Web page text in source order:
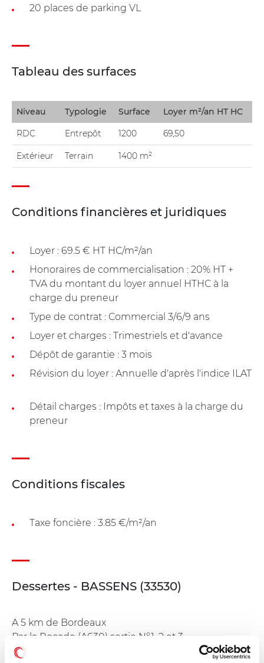
20 places de parking VL
Tableau des surfaces
Niveau Typologie Surface Loyer m²/an HT HC
RDC Entrepôt 1200 69,50
Extérieur Terrain 1400 m²
Conditions financières et juridiques
Loyer : 69.5 € HT HC/m²/an
Honoraires de commercialisation : 20% HT +
TVA du montant du loyer annuel HTHC à la
charge du preneur
Type de contrat : Commercial 3/6/9 ans
Loyer et charges : Trimestriels et d'avance
Dépôt de garantie : 3 mois
Révision du loyer : Annuelle d'après l'indice ILAT
Détail charges : Impôts et taxes à la charge du
preneur
Conditions fiscales
Taxe foncière : 3.85 €/m²/an
Dessertes - BASSENS (33530)
A 5 km de Bordeaux
Par la Rocade (A630) sortie N°1, 2 et 3
Bus Ligne 91